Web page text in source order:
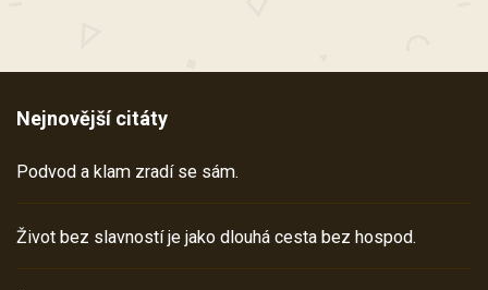
Nejnovější citáty
Podvod a klam zradí se sám.
Život bez slavností je jako dlouhá cesta bez hospod.